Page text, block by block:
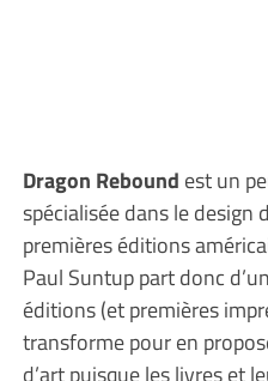
Dragon Rebound est un
spécialisée dans le design
premières éditions
Paul Suntup part donc
éditions (et premières
transforme pour en
d’art puisque les livres et